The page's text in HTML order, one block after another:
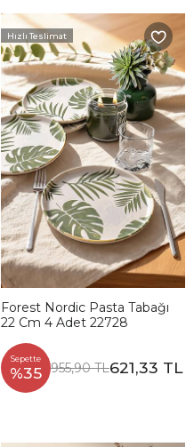
Hızlı Teslimat
Forest Nordic Pasta Tabağı
22 Cm 4 Adet 22728
Sepette
%35 955,90 TL621,33 TL